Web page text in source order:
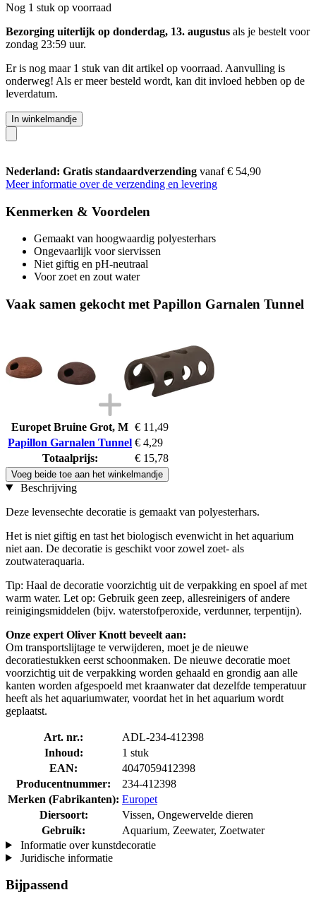
Nog 1 stuk op voorraad
Bezorging uiterlijk op donderdag, 13. augustus als je bestelt voor
zondag 23:59 uur.
Er is nog maar 1 stuk van dit artikel op voorraad. Aanvulling is
onderweg! Als er meer besteld wordt, kan dit invloed hebben op de
leverdatum.
In winkelmandje
Nederland: Gratis standaardverzending vanaf € 54,90
Meer informatie over de verzending en levering
Kenmerken & Voordelen
Gemaakt van hoogwaardig polyesterhars
Ongevaarlijk voor siervissen
Niet giftig en pH-neutraal
Voor zoet en zout water
Vaak samen gekocht met Papillon Garnalen Tunnel
Europet Bruine Grot, M € 11,49
Papillon Garnalen Tunnel € 4,29
Totaalprijs:
€ 15,78
Voeg beide toe aan het winkelmandje
Beschrijving
Deze levensechte decoratie is gemaakt van polyesterhars.
Het is niet giftig en tast het biologisch evenwicht in het aquarium
niet aan. De decoratie is geschikt voor zowel zoet- als
zoutwateraquaria.
Tip: Haal de decoratie voorzichtig uit de verpakking en spoel af met
warm water. Let op: Gebruik geen zeep, allesreinigers of andere
reinigingsmiddelen (bijv. waterstofperoxide, verdunner, terpentijn).
Onze expert Oliver Knott beveelt aan:
Om transportslijtage te verwijderen, moet je de nieuwe
decoratiestukken eerst schoonmaken. De nieuwe decoratie moet
voorzichtig uit de verpakking worden gehaald en grondig aan alle
kanten worden afgespoeld met kraanwater dat dezelfde temperatuur
heeft als het aquariumwater, voordat het in het aquarium wordt
geplaatst.
Art. nr.:
ADL-234-412398
Inhoud:
1 stuk
EAN:
4047059412398
Producentnummer:
234-412398
Merken (Fabrikanten): Europet
Diersoort:
Vissen, Ongewervelde dieren
Gebruik:
Aquarium, Zeewater, Zoetwater
Informatie over kunstdecoratie
Juridische informatie
Bijpassend